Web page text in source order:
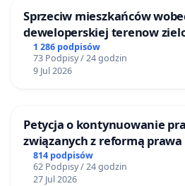
Sprzeciw mieszkańców
deweloperskiej terenow
Bulwarów Straceńskich w
1 286 podpisów
73 Podpisy / 24 godzin
9 Jul 2026
Petycja o kontynuowanie
związanych z reformą
814 podpisów
62 Podpisy / 24 godzin
27 Jul 2026